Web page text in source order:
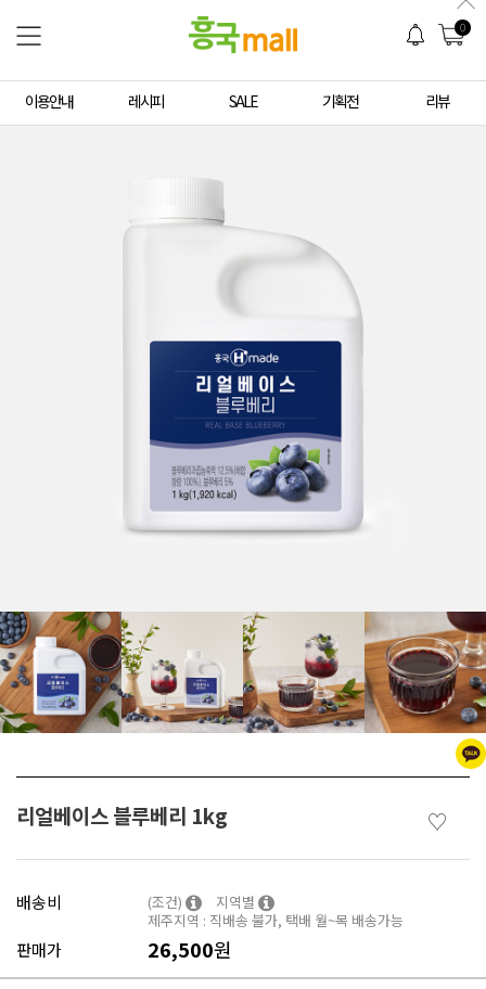
0
이용안내 레시피 SALE 기획전 리뷰
리얼베이스 블루베리 1kg ♡
배송비 (조건)
지역별
제주지역 : 직배송 불가, 택배 월~목 배송가능
판매가 26,500원